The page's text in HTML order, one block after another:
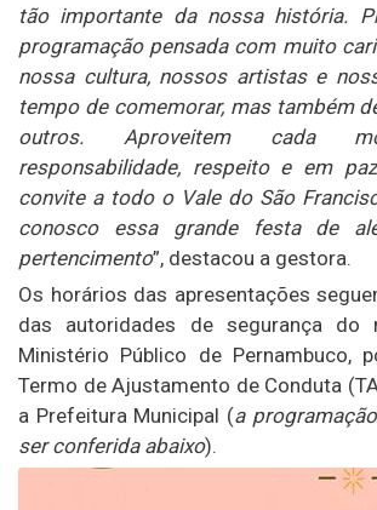
tão importante da nossa história.
programação pensada com muito
nossa cultura, nossos artistas e
tempo de comemorar, mas também
outros. Aproveitem cada
responsabilidade, respeito e em
convite a todo o Vale do São
conosco essa grande festa de
pertencimento”, destacou a gestora.
Os horários das apresentações
das autoridades de segurança do
Ministério Público de Pernambuco,
Termo de Ajustamento de Conduta
a Prefeitura Municipal (a
ser conferida abaixo).